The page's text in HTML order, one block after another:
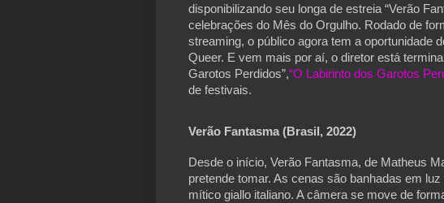
disponibilizando seu longa de estreia “Verão
celebrações do Mês do Orgulho. Rodado de
streaming, o público agora tem a oportunidade
Queer. E vem mais por aí, o diretor está
Garotos Perdidos”,“O Labirinto dos Garotos
de festivais.
Verão Fantasma (Brasil, 2022)
Desde o início, Verão Fantasma, de Matheus
pretende tomar. As cenas são banhadas em
mítico giallo italiano. A câmera se move de